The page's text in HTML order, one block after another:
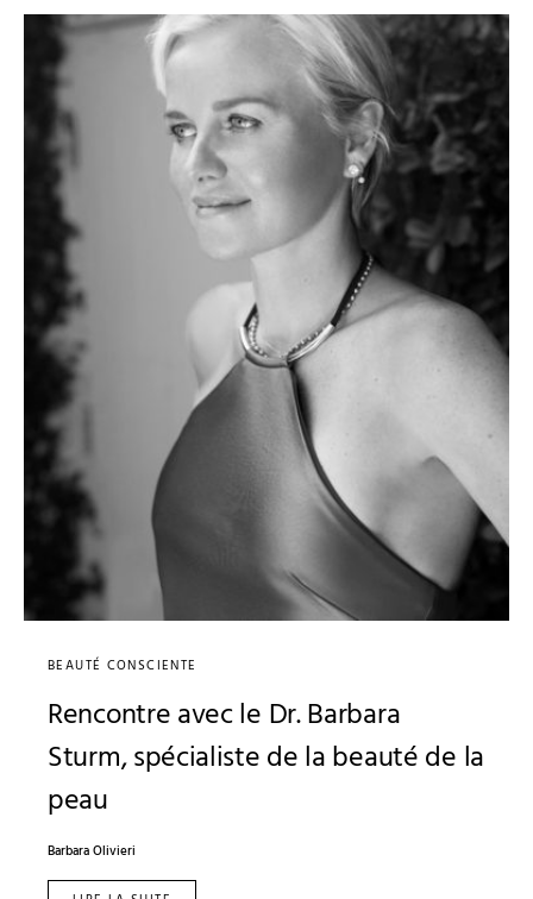
BEAUTÉ CONSCIENTE
Rencontre avec le Dr. Barbara
Sturm, spécialiste de la beauté de la
peau
Barbara Olivieri